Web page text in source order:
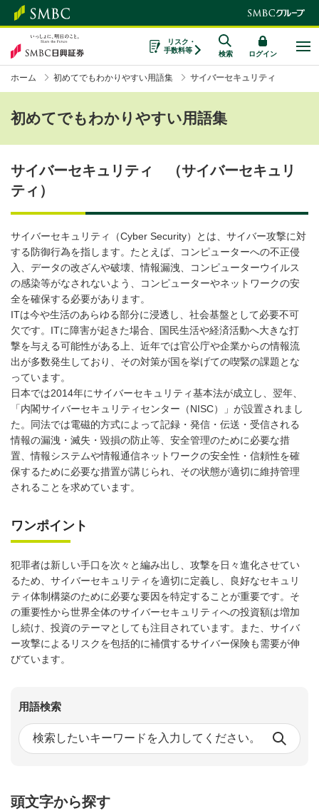
リスク・
手数料等
検索 ログイン
ホーム 初めてでもわかりやすい用語集 サイバーセキュリティ
初めてでもわかりやすい用語集
サイバーセキュリティ （サイバーセキュリ
ティ）
サイバーセキュリティ（Cyber Security）とは、サイバー攻撃に対
する防御行為を指します。たとえば、コンピューターへの不正侵
入、データの改ざんや破壊、情報漏洩、コンピューターウイルス
の感染等がなされないよう、コンピューターやネットワークの安
全を確保する必要があります。
ITは今や生活のあらゆる部分に浸透し、社会基盤として必要不可
欠です。ITに障害が起きた場合、国民生活や経済活動へ大きな打
撃を与える可能性がある上、近年では官公庁や企業からの情報流
出が多数発生しており、その対策が国を挙げての喫緊の課題とな
っています。
日本では2014年にサイバーセキュリティ基本法が成立し、翌年、
「内閣サイバーセキュリティセンター（NISC）」が設置されまし
た。同法では電磁的方式によって記録・発信・伝送・受信される
情報の漏洩・滅失・毀損の防止等、安全管理のために必要な措
置、情報システムや情報通信ネットワークの安全性・信頼性を確
保するために必要な措置が講じられ、その状態が適切に維持管理
されることを求めています。
ワンポイント
犯罪者は新しい手口を次々と編み出し、攻撃を日々進化させてい
るため、サイバーセキュリティを適切に定義し、良好なセキュリ
ティ体制構築のために必要な要因を特定することが重要です。そ
の重要性から世界全体のサイバーセキュリティへの投資額は増加
し続け、投資のテーマとしても注目されています。また、サイバ
ー攻撃によるリスクを包括的に補償するサイバー保険も需要が伸
びています。
用語検索
頭文字から探す